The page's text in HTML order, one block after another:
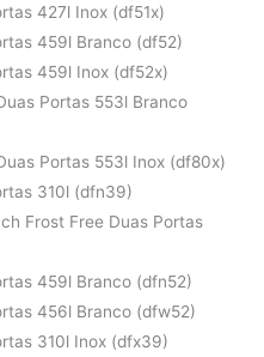
427l Inox (df51x)
459l Branco (df52)
459l Inox (df52x)
Portas 553l Branco
Portas 553l Inox (df80x)
310l (dfn39)
Frost Free Duas Portas
459l Branco (dfn52)
456l Branco (dfw52)
310l Inox (dfx39)